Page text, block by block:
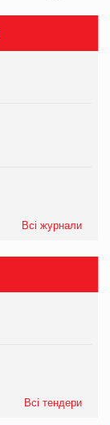
Всі журнали
Всі тендери